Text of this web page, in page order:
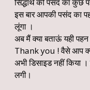
इस बार आपकी पसंद का
लूंगा ।
अब मैं क्या बताऊं यही पहन
Thank you ! वैसे आप
अभी डिसाइड नहीं
लगी।